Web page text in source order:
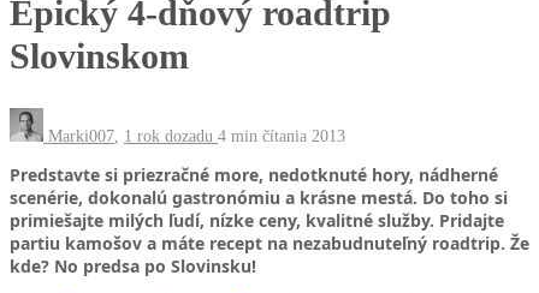
Epický 4-dňový roadtrip
Slovinskom
Marki007, 1 rok dozadu 4 min čítania 2013
Predstavte si priezračné more, nedotknuté hory, nádherné
scenérie, dokonalú gastronómiu a krásne mestá. Do toho si
primiešajte milých ľudí, nízke ceny, kvalitné služby. Pridajte
partiu kamošov a máte recept na nezabudnuteľný roadtrip. Že
kde? No predsa po Slovinsku!